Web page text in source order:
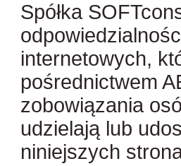
Spółka
internetowych,
pośrednictwem
zobowiązania
udzielają lub
niniejszych